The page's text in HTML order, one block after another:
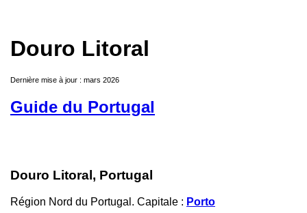
Douro Litoral
Dernière mise à jour : mars 2026
Guide du Portugal
Douro Litoral, Portugal
Région Nord du Portugal. Capitale : Porto